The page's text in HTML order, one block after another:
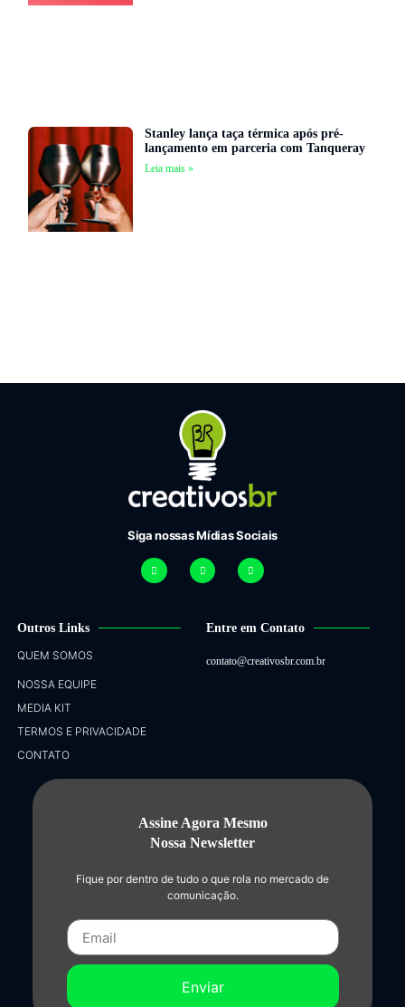
Stanley lança taça térmica após pré-
lançamento em parceria com Tanqueray
Leia mais »
Siga nossas Mídias Sociais
Outros Links
QUEM SOMOS
NOSSA EQUIPE
MEDIA KIT
TERMOS E PRIVACIDADE
CONTATO
Entre em Contato
contato@creativosbr.com.br
Assine Agora Mesmo
Nossa Newsletter
Fique por dentro de tudo o que rola no mercado de
comunicação.
Enviar